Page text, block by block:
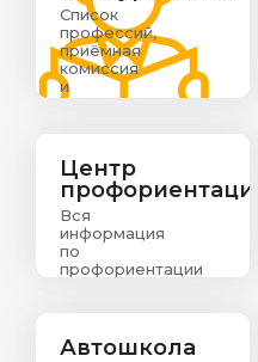
Список
профессий,
приёмная
комиссия
и
информация
абитуриентов
Центр
профориентации
Вся
информация
по
профориентации
Автошкола